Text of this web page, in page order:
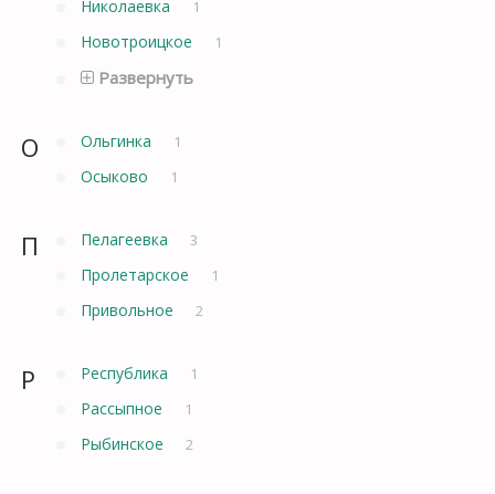
Николаевка 1
Новотроицкое 1
Развернуть
О Ольгинка 1
Осыково 1
П Пелагеевка 3
Пролетарское 1
Привольное 2
Р Республика 1
Рассыпное 1
Рыбинское 2